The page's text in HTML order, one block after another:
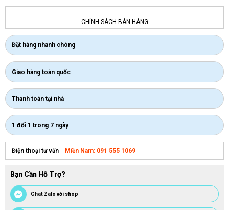
CHÍNH SÁCH BÁN HÀNG
Đặt hàng nhanh chóng
Giao hàng toàn quốc
Thanh toán tại nhà
1 đổi 1 trong 7 ngày
Điện thoại tư vấn Miền Nam: 091 555 1069
Bạn Cần Hỗ Trợ?
Chat Zalo với shop